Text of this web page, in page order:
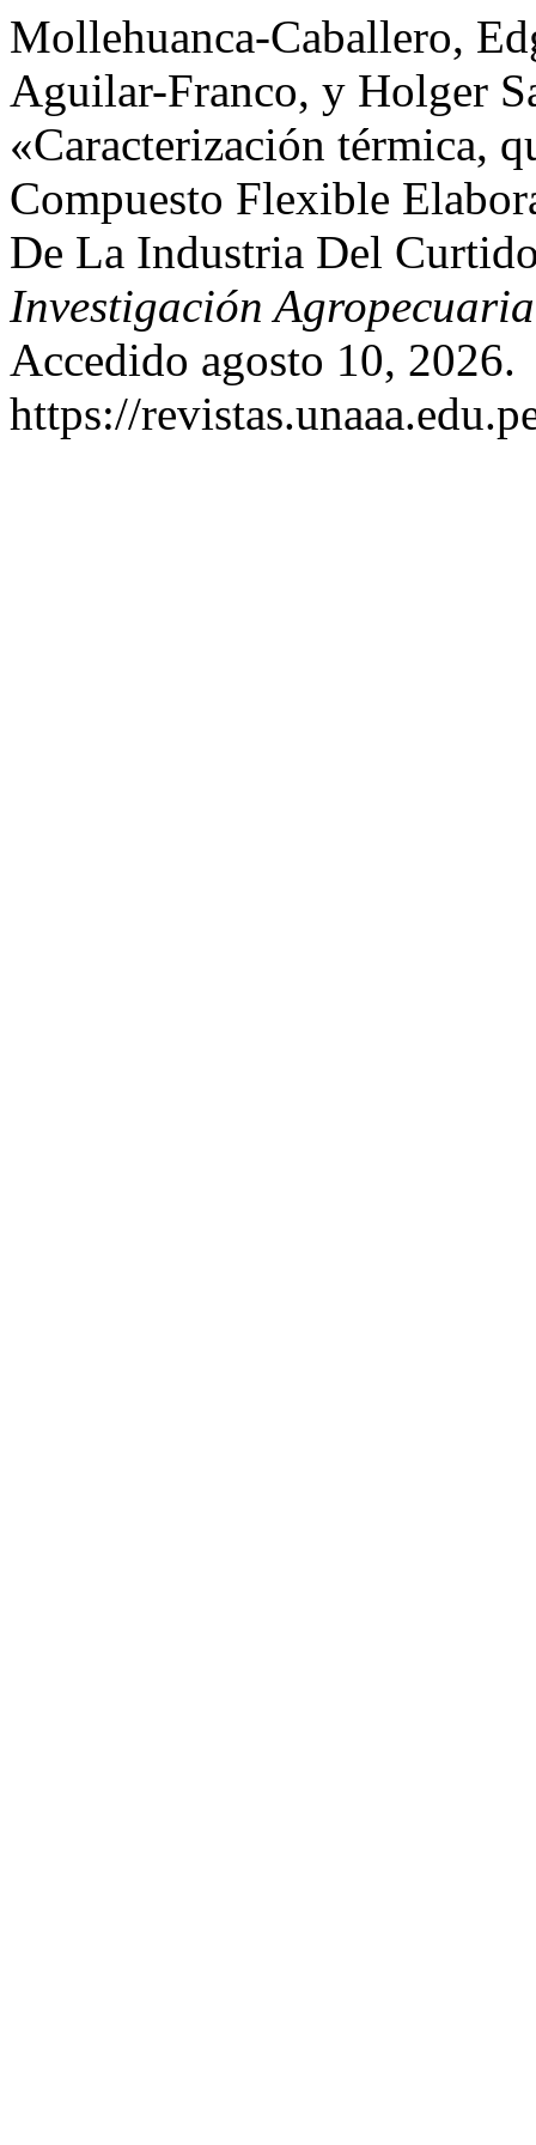
Mollehuanca-Caballero,
Aguilar-Franco, y Holger
«Caracterización térmica,
Compuesto Flexible
De La Industria Del
Investigación Agropecuaria
Accedido agosto 10, 2026.
https://